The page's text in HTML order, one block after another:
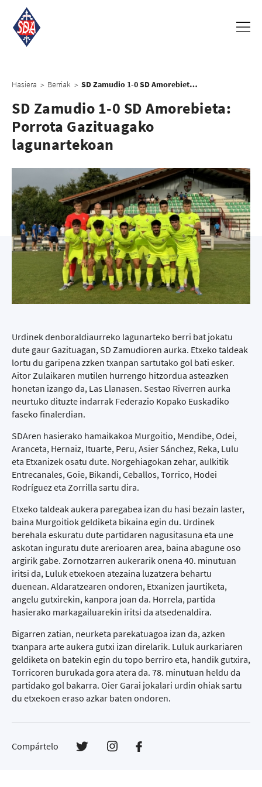
Hasiera > Berriak > SD Zamudio 1-0 SD Amorebieta: Porrota Gazituagako lagunartekoan
SD Zamudio 1-0 SD Amorebieta:
Porrota Gazituagako
lagunartekoan
Urdinek denboraldiaurreko lagunarteko berri bat jokatu
dute gaur Gazituagan, SD Zamudioren aurka. Etxeko taldeak
lortu du garipena zzken txanpan sartutako gol bati esker.
Aitor Zulaikaren mutilen hurrengo hitzordua asteazken
honetan izango da, Las Llanasen. Sestao Riverren aurka
neurtuko dituzte indarrak Federazio Kopako Euskadiko
faseko finalerdian.
SDAren hasierako hamaikakoa Murgoitio, Mendibe, Odei,
Aranceta, Hernaiz, Ituarte, Peru, Asier Sánchez, Reka, Lulu
eta Etxanizek osatu dute. Norgehiagokan zehar, aulkitik
Entrecanales, Goie, Bikandi, Ceballos, Torrico, Hodei
Rodríguez eta Zorrilla sartu dira.
Etxeko taldeak aukera paregabea izan du hasi bezain laster,
baina Murgoitiok geldiketa bikaina egin du. Urdinek
berehala eskuratu dute partidaren nagusitasuna eta une
askotan inguratu dute arerioaren area, baina abagune oso
argirik gabe. Zornotzarren aukerarik onena 40. minutuan
iritsi da, Luluk etxekoen atezaina luzatzera behartu
duenean. Aldaratzearen ondoren, Etxanizen jaurtiketa,
angelu gutxirekin, kanpora joan da. Horrela, partida
hasierako markagailuarekin iritsi da atsedenaldira.
Bigarren zatian, neurketa parekatuagoa izan da, azken
txanpara arte aukera gutxi izan direlarik. Luluk aurkariaren
geldiketa on batekin egin du topo berriro eta, handik gutxira,
Torricoren burukada gora atera da. 78. minutuan heldu da
partidako gol bakarra. Oier Garai jokalari urdin ohiak sartu
du etxekoen eraso azkar baten ondoren.
Compártelo